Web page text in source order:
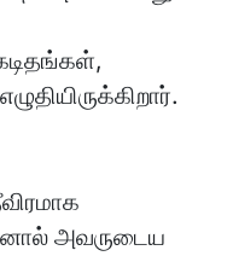
அவருடைய